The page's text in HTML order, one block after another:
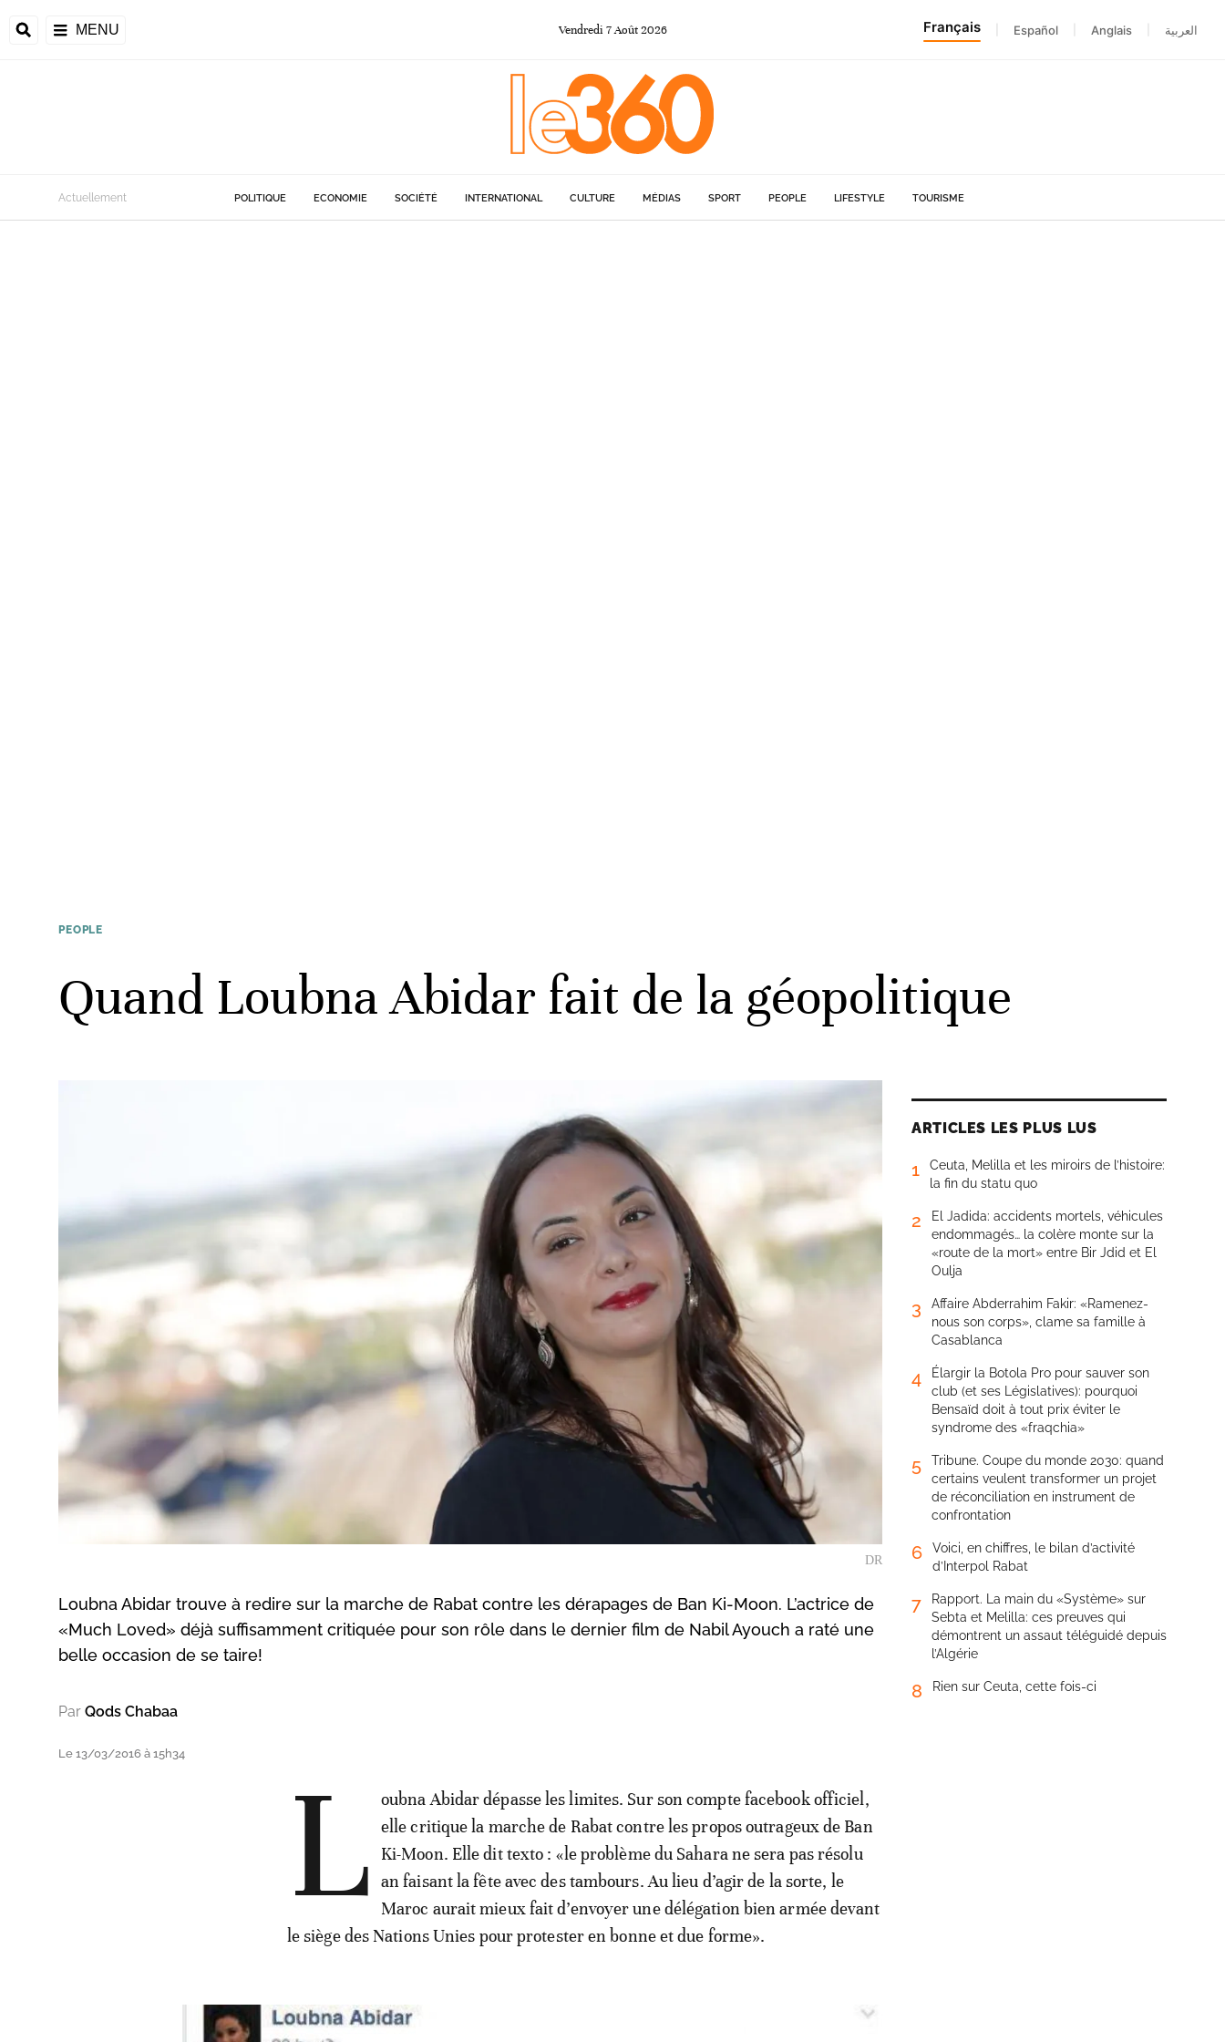
MENU Vendredi 7Août 2026 Français Español Anglais العربية
Actuellement POLITIQUE ECONOMIE SOCIÉTÉ INTERNATIONAL CULTURE MÉDIAS SPORT PEOPLE LIFESTYLE TOURISME
PEOPLE
Quand Loubna Abidar fait de la géopolitique
DR
Loubna Abidar trouve à redire sur la marche de Rabat contre les dérapages de Ban Ki-Moon. L’actrice de
«Much Loved» déjà suffisamment critiquée pour son rôle dans le dernier film de Nabil Ayouch a raté une
belle occasion de se taire!
Par Qods Chabaa
Le 13/03/2016 à 15h34 L
oubna Abidar dépasse les limites. Sur son compte facebook officiel,
elle critique la marche de Rabat contre les propos outrageux de Ban
Ki-Moon. Elle dit texto : «le problème du Sahara ne sera pas résolu
an faisant la fête avec des tambours. Au lieu d’agir de la sorte, le
Maroc aurait mieux fait d’envoyer une délégation bien armée devant
le siège des Nations Unies pour protester en bonne et due forme».
ARTICLES LES PLUS LUS
1
Ceuta, Melilla et les miroirs de l’histoire:
la fin du statu quo
2
El Jadida: accidents mortels, véhicules
endommagés… la colère monte sur la
«route de la mort» entre Bir Jdid et El
Oulja
3
Affaire Abderrahim Fakir: «Ramenez-
nous son corps», clame sa famille à
Casablanca
4
Élargir la Botola Pro pour sauver son
club (et ses Législatives): pourquoi
Bensaïd doit à tout prix éviter le
syndrome des «fraqchia»
5
Tribune. Coupe du monde 2030: quand
certains veulent transformer un projet
de réconciliation en instrument de
confrontation
6
Voici, en chiffres, le bilan d’activité
d’Interpol Rabat
7
Rapport. La main du «Système» sur
Sebta et Melilla: ces preuves qui
démontrent un assaut téléguidé depuis
l’Algérie
8 Rien sur Ceuta, cette fois-ci